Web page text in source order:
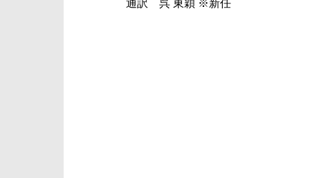
通訳 呉 東穎 ※新任